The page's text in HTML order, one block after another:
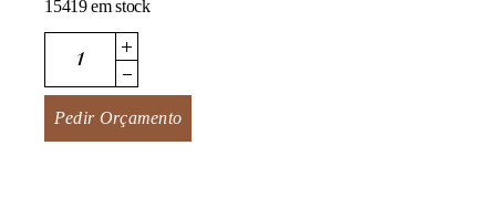
15419 em stock
Bamclip quantity
Pedir Orçamento